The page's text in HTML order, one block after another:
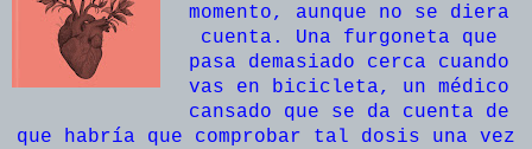
momento, aunque no se diera
cuenta. Una furgoneta que
pasa demasiado cerca cuando
vas en bicicleta, un médico
cansado que se da cuenta de
que habría que comprobar tal dosis una vez